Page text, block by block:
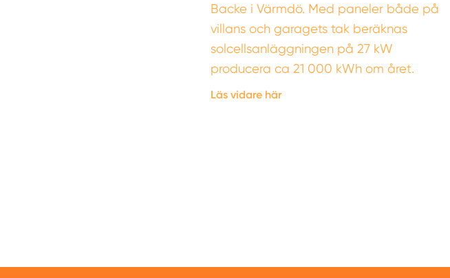
Backe i Värmdö. Med paneler både på
villans och garagets tak beräknas
solcellsanläggningen på 27 kW
producera ca 21 000 kWh om året.
Läs vidare här